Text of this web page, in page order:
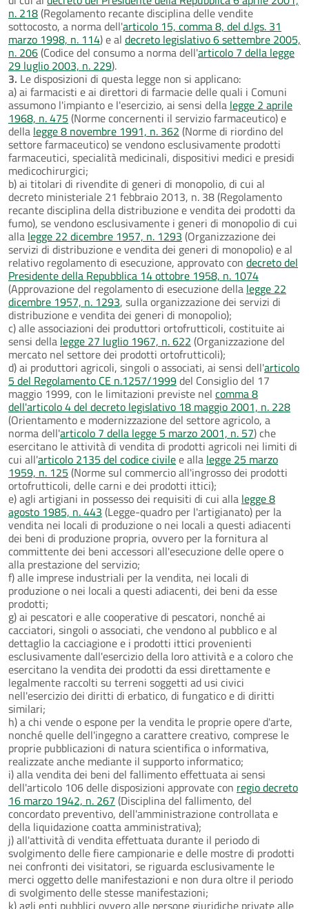
n. 218(Regolamento recante disciplina delle vendite
sottocosto, a norma dell'articolo 15, comma 8, del d.lgs. 31
marzo 1998, n. 114) e al decreto legislativo 6 settembre 2005,
n. 206(Codice del consumo a norma dell'articolo 7 della legge
29 luglio 2003, n. 229).
3. Le disposizioni di questa legge non si applicano:
a) ai farmacisti e ai direttori di farmacie delle quali i Comuni
assumono l'impianto e l'esercizio, ai sensi della legge 2 aprile
1968, n. 475 (Norme concernenti il servizio farmaceutico) e
della legge 8 novembre 1991, n. 362 (Norme di riordino del
settore farmaceutico) se vendono esclusivamente prodotti
farmaceutici, specialità medicinali, dispositivi medici e presidi
medicochirurgici;
b) ai titolari di rivendite di generi di monopolio, di cui al
decreto ministeriale 21 febbraio 2013, n. 38 (Regolamento
recante disciplina della distribuzione e vendita dei prodotti da
fumo), se vendono esclusivamente i generi di monopolio di cui
alla legge 22 dicembre 1957, n. 1293 (Organizzazione dei
servizi di distribuzione e vendita dei generi di monopolio) e al
relativo regolamento di esecuzione, approvato con decreto del
Presidente della Repubblica 14 ottobre 1958, n. 1074
(Approvazione del regolamento di esecuzione della legge 22
dicembre 1957, n. 1293, sulla organizzazione dei servizi di
distribuzione e vendita dei generi di monopolio);
c) alle associazioni dei produttori ortofrutticoli, costituite ai
sensi della legge 27 luglio 1967, n. 622 (Organizzazione del
mercato nel settore dei prodotti ortofrutticoli);
d) ai produttori agricoli, singoli o associati, ai sensi dell'articolo
5 del Regolamento CE n.1257/1999del Consiglio del 17
maggio 1999, con le limitazioni previste nel comma 8
dell'articolo 4 del decreto legislativo 18 maggio 2001, n. 228
(Orientamento e modernizzazione del settore agricolo, a
norma dell'articolo 7 della legge 5 marzo 2001, n. 57) che
esercitano le attività di vendita di prodotti agricoli nei limiti di
cui all'articolo 2135 del codice civilee alla legge 25 marzo
1959, n. 125 (Norme sul commercio all'ingrosso dei prodotti
ortofrutticoli, delle carni e dei prodotti ittici);
e) agli artigiani in possesso dei requisiti di cui alla legge 8
agosto 1985, n. 443 (Legge-quadro per l'artigianato) per la
vendita nei locali di produzione o nei locali a questi adiacenti
dei beni di produzione propria, ovvero per la fornitura al
committente dei beni accessori all'esecuzione delle opere o
alla prestazione del servizio;
f) alle imprese industriali per la vendita, nei locali di
produzione o nei locali a questi adiacenti, dei beni da esse
prodotti;
g) ai pescatori e alle cooperative di pescatori, nonché ai
cacciatori, singoli o associati, che vendono al pubblico e al
dettaglio la cacciagione e i prodotti ittici provenienti
esclusivamente dall'esercizio della loro attività e a coloro che
esercitano la vendita dei prodotti da essi direttamente e
legalmente raccolti su terreni soggetti ad usi civici
nell'esercizio dei diritti di erbatico, di fungatico e di diritti
similari;
h) a chi vende o espone per la vendita le proprie opere d'arte,
nonché quelle dell'ingegno a carattere creativo, comprese le
proprie pubblicazioni di natura scientifica o informativa,
realizzate anche mediante il supporto informatico;
i) alla vendita dei beni del fallimento effettuata ai sensi
dell'articolo 106 delle disposizioni approvate con regio decreto
16 marzo 1942, n. 267 (Disciplina del fallimento, del
concordato preventivo, dell'amministrazione controllata e
della liquidazione coatta amministrativa);
j) all'attività di vendita effettuata durante il periodo di
svolgimento delle fiere campionarie e delle mostre di prodotti
nei confronti dei visitatori, se riguarda esclusivamente le
merci oggetto delle manifestazioni e non dura oltre il periodo
di svolgimento delle stesse manifestazioni;
k) agli enti pubblici ovvero alle persone giuridiche private alle